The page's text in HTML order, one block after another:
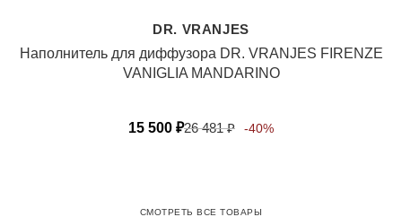
DR. VRANJES
Наполнитель для диффузора DR. VRANJES FIRENZE
VANIGLIA MANDARINO
15 500 ₽26 481₽ -40%
СМОТРЕТЬ ВСЕ ТОВАРЫ